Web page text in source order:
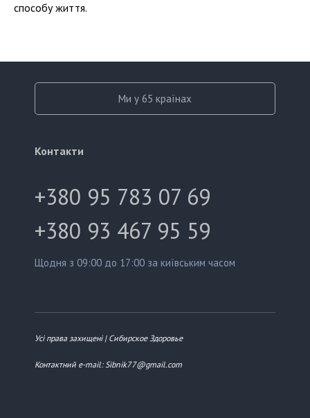
способу життя.
Ми у 65 країнах
Контакти
+380 95 783 07 69
+380 93 467 95 59
Щодня з 09:00 до 17:00 за київським часом
Усі права захищені | Сибирское Здоровье
Контактний e-mail: Sibnik77@gmail.com